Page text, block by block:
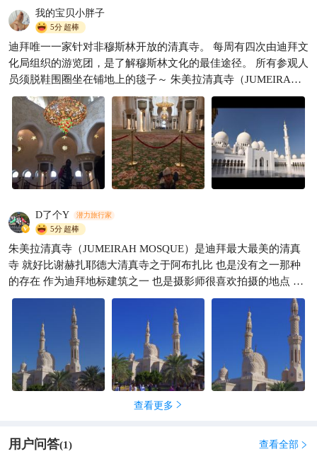
迪拜帆船酒店游玩攻略｜波斯
湾海上地标，内外打卡机位全
整理
我的宝贝小胖子
5分超棒
迪拜唯一一家针对非穆斯林开放的清真寺。 每周有四次由迪拜文
化局组织的游览团，是了解穆斯林文化的最佳途径。 所有参观人
员须脱鞋围圈坐在铺地上的毯子～ 朱美拉清真寺（JUMEIRAH
MOSQUE）是迪拜最大最美的清真寺之一。它是迪拜很显眼的地
标，也是摄影师很喜欢拍摄的地点，经常出现在国际摄影展上～
D了个Y 潜力旅行家
5分超棒
朱美拉清真寺（JUMEIRAH MOSQUE）是迪拜最大最美的清真
寺 就好比谢赫扎耶德大清真寺之于阿布扎比 也是没有之一那种
的存在 作为迪拜地标建筑之一 也是摄影师很喜欢拍摄的地点 这
座清真寺依照中世纪法蒂玛王朝的建筑传统而修建堪称是现代伊
斯兰建筑的辉煌典范 朱梅拉清真寺整体呈玉白色 有两个尖塔及
一个宏伟的拱顶 上面都有漂亮的花纹 它还有一个特别的地方在
于整个清真寺全是由石块造成 没有一块砖 更由于建造的年代很
早 所以成为城市的标志 当然 在迪拜 标志性的建筑也确实是有点
多
查看更多 
用户问答(1) 查看全部 